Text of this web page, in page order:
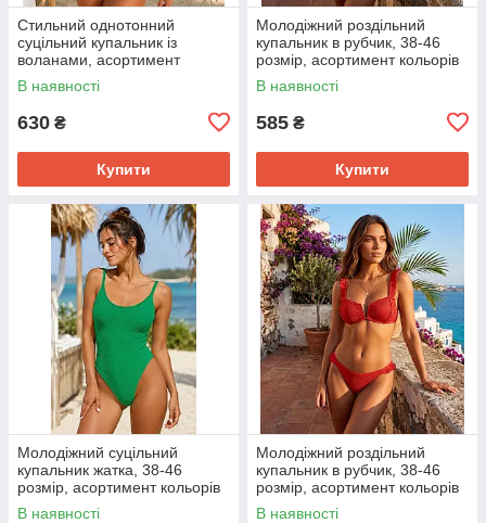
Стильний однотонний
суцільний купальник із
воланами, асортимент
кольорів
В наявності
630 ₴
Купити
Молодіжний роздільний
купальник в рубчик, 38-46
розмір, асортимент кольорів
В наявності
585 ₴
Купити
Молодіжний суцільний
купальник жатка, 38-46
розмір, асортимент кольорів
В наявності
Молодіжний роздільний
купальник в рубчик, 38-46
розмір, асортимент кольорів
В наявності